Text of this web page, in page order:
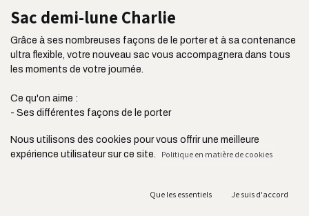
Sac demi-lune Charlie
Grâce à ses nombreuses façons de le porter et à sa contenance
ultra flexible, votre nouveau sac vous accompagnera dans tous
les moments de votre journée.
Ce qu'on aime :
- Ses différentes façons de le porter
- Son côté à la fois chic et décontracté
- Ses deux poches extérieures zippées et sa poche intérieure
- Sa bandoulière réglable jusqu'à 105 cm
Nous utilisons des cookies pour vous offrir une meilleure
expérience utilisateur sur ce site.
Politique en matière de cookies
Que les essentiels Je suis d'accord